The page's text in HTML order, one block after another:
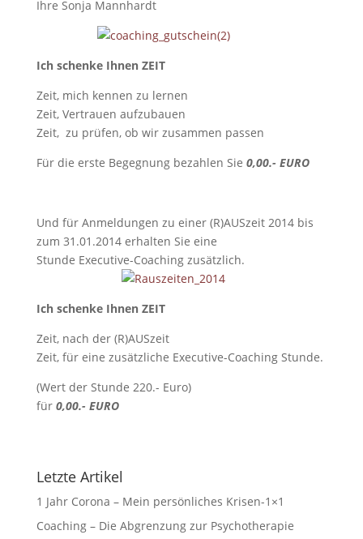
Ihre Sonja Mannhardt
Ich schenke Ihnen ZEIT
Zeit, mich kennen zu lernen
Zeit, Vertrauen aufzubauen
Zeit, zu prüfen, ob wir zusammen passen
Für die erste Begegnung bezahlen Sie 0,00.- EURO
Und für Anmeldungen zu einer (R)AUSzeit 2014 bis
zum 31.01.2014 erhalten Sie eine
Stunde Executive-Coaching zusätzlich.
Ich schenke Ihnen ZEIT
Zeit, nach der (R)AUSzeit
Zeit, für eine zusätzliche Executive-Coaching Stunde.
(Wert der Stunde 220.- Euro)
für 0,00.- EURO
Letzte Artikel
1 Jahr Corona – Mein persönliches Krisen-1×1
Coaching – Die Abgrenzung zur Psychotherapie